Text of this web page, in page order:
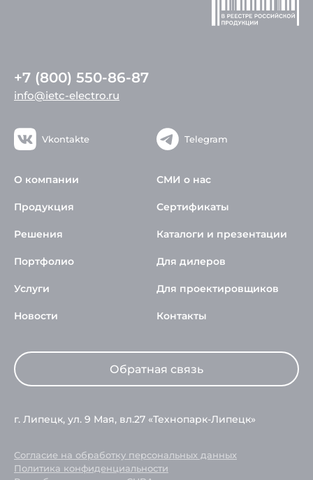
+7 (800) 550-86-87
info@ietc-electro.ru
Vkontakte Telegram
О компании
Продукция
Решения
Портфолио
Услуги
Новости
СМИ о нас
Сертификаты
Каталоги и презентации
Для дилеров
Для проектировщиков
Контакты
Обратная связь
г. Липецк, ул. 9 Мая, вл.27 «Технопарк-Липецк»
Согласие на обработку персональных данных
Политика конфиденциальности